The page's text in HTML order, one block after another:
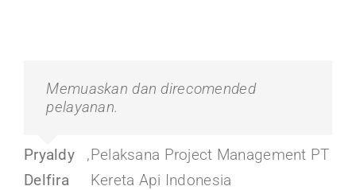
Memuaskan dan direcomended
pelayanan.
Pryaldy
Delfira
,Pelaksana Project Management PT
Kereta Api Indonesia